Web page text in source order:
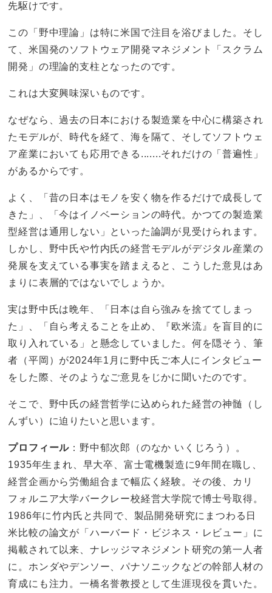
先駆けです。
この「野中理論」は特に米国で注目を浴びました。そし
て、米国発のソフトウェア開発マネジメント「スクラム
開発」の理論的支柱となったのです。
これは大変興味深いものです。
なぜなら、過去の日本における製造業を中心に構築され
たモデルが、時代を経て、海を隔て、そしてソフトウェ
ア産業においても応用できる.......それだけの「普遍性」
があるからです。
よく、「昔の日本はモノを安く物を作るだけで成長して
きた」、「今はイノベーションの時代。かつての製造業
型経営は通用しない」といった論調が見受けられます。
しかし、野中氏や竹内氏の経営モデルがデジタル産業の
発展を支えている事実を踏まえると、こうした意見はあ
まりに表層的ではないでしょうか。
実は野中氏は晩年、「日本は自ら強みを捨ててしまっ
た」、「自ら考えることを止め、『欧米流』を盲目的に
取り入れている」と懸念していました。何を隠そう、筆
者（平岡）が2024年1月に野中氏ご本人にインタビュー
をした際、そのようなご意見をじかに聞いたのです。
そこで、野中氏の経営哲学に込められた経営の神髄（し
んずい）に迫りたいと思います。
プロフィール ：野中郁次郎（のなか いくじろう）。
1935年生まれ、早大卒、富士電機製造に9年間在職し、
経営企画から労働組合まで幅広く経験。その後、カリ
フォルニア大学バークレー校経営大学院で博士号取得。
1986年に竹内氏と共同で、製品開発研究にまつわる日
米比較の論文が「ハーバード・ビジネス・レビュー」に
掲載されて以来、ナレッジマネジメント研究の第一人者
に。ホンダやデンソー、パナソニックなどの幹部人材の
育成にも注力。一橋名誉教授として生涯現役を貫いた。